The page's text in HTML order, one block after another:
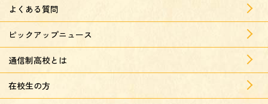
よくある質問
ピックアップニュース
通信制高校とは
在校生の方